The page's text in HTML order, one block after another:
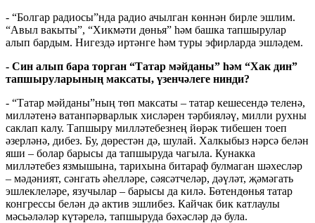
- “Болгар радиосы”нда радио ачылган көннән бирле эшлим.
“Авыл вакыты”, “Хикмәти дөнья” һәм башка тапшырулар
алып бардым. Нигездә иртәнге һәм туры эфирларда эшләдем.
- Син алып бара торган “Татар мәйданы” һәм “Хак дин”
тапшыруларының максаты, үзенчәлеге нинди?
- “Татар мәйданы”ның төп максаты – татар кешесендә теленә,
милләтенә ватанпәрварлык хисләрен тәрбияләү, милли рухны
саклап калу. Тапшыру милләтебезнең йөрәк тибешен тоеп
әзерләнә, дибез. Бу, дөрестән дә, шулай. Халкыбыз нәрсә белән
яши – болар барысы да тапшыруда чагыла. Кунакка
милләтебез язмышына, тарихына битараф булмаган шәхесләр
– мәдәният, сәнгать әһелләре, сәясәтчеләр, дәүләт, җәмәгать
эшлеклеләре, язучылар – барысы да килә. Бөтендөнья татар
конгрессы белән дә актив эшлибез. Кайчак бик катлаулы
мәсьәләләр күтәрелә, тапшыруда бәхәсләр дә була.